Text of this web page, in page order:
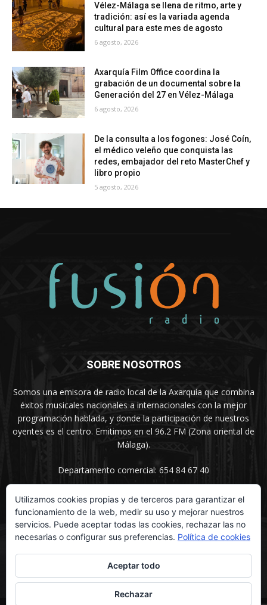
Vélez-Málaga se llena de ritmo, arte y
tradición: así es la variada agenda
cultural para este mes de agosto
6 agosto, 2026
Axarquía Film Office coordina la
grabación de un documental sobre la
Generación del 27 en Vélez-Málaga
6 agosto, 2026
De la consulta a los fogones: José Coín,
el médico veleño que conquista las
redes, embajador del reto MasterChef y
libro propio
5 agosto, 2026
SOBRE NOSOTROS
Somos una emisora de radio local de la Axarquía que combina
éxitos musicales nacionales a internacionales con la mejor
programación hablada, y donde la participación de nuestros
oyentes es el centro. Emitimos en el 96.2 FM (Zona oriental de
Málaga).
Departamento comercial: 654 84 67 40
SÍGUENOS
Utilizamos cookies propias y de terceros para garantizar el
funcionamiento de la web, medir su uso y mejorar nuestros
servicios. Puede aceptar todas las cookies, rechazar las no
necesarias o configurar sus preferencias. Política de cookies
Aceptar todo
Rechazar